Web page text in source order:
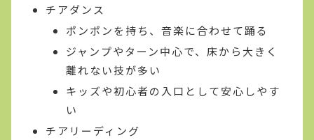
チアダンス
ポンポンを持ち、音楽に合わせて踊る
ジャンプやターン中心で、床から大きく
離れない技が多い
キッズや初心者の入口として安心しやす
い
チアリーディング